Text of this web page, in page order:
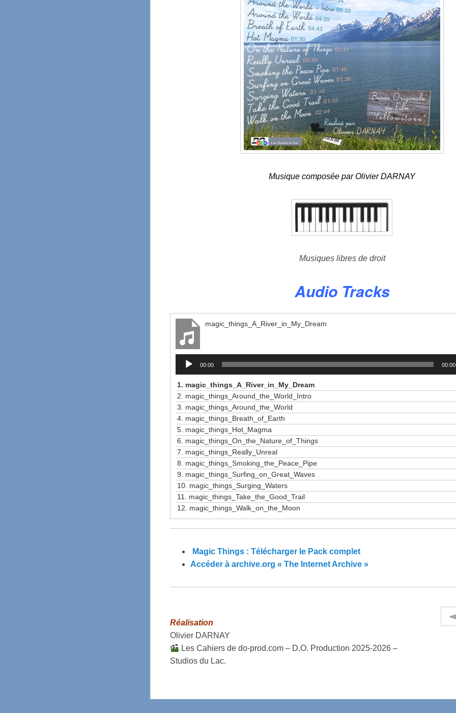
Musique composée par Olivier DARNAY
Musiques libres de droit
Audio Tracks
magic_things_A_River_in_My_Dream
Lecteur
audio
00:00 00:00
1. magic_things_A_River_in_My_Dream
2. magic_things_Around_the_World_Intro
3. magic_things_Around_the_World
4. magic_things_Breath_of_Earth
5. magic_things_Hot_Magma
6. magic_things_On_the_Nature_of_Things
7. magic_things_Really_Unreal
8. magic_things_Smoking_the_Peace_Pipe
9. magic_things_Surfing_on_Great_Waves
10. magic_things_Surging_Waters
11. magic_things_Take_the_Good_Trail
12. magic_things_Walk_on_the_Moon
Magic Things : Télécharger le Pack complet
Accéder à archive.org « The Internet Archive »
Réalisation
Olivier DARNAY
Les Cahiers de do-prod.com – D.O. Production 2025-2026 –
Studios du Lac.